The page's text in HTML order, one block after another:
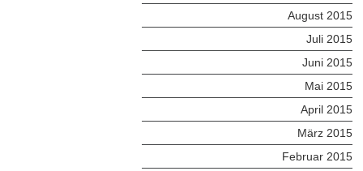
August 2015
Juli 2015
Juni 2015
Mai 2015
April 2015
März 2015
Februar 2015